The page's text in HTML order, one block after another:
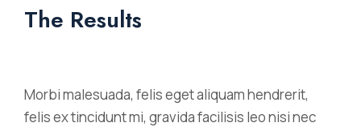
The Results
Morbi malesuada, felis eget aliquam hendrerit,
felis ex tincidunt mi, gravida facilisis leo nisi nec